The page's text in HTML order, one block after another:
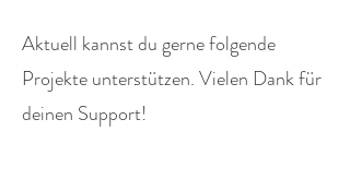
Aktuell kannst du gerne folgende
Projekte unterstützen. Vielen Dank für
deinen Support!